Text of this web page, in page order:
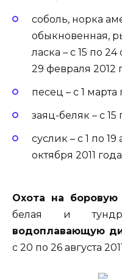
соболь, норка
обыкновенная,
ласка – с 15 по 24
29 февраля 2012
песец – с 1 марта
заяц-беляк – с 15
суслик – с 1 по 19
октября 2011
Охота на боровую
белая и
водоплавающую
с 20 по 26 августа